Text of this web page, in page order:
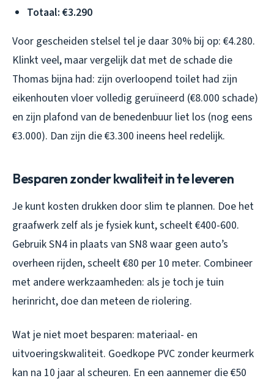
Totaal: €3.290
Voor gescheiden stelsel tel je daar 30% bij op: €4.280.
Klinkt veel, maar vergelijk dat met de schade die
Thomas bijna had: zijn overloopend toilet had zijn
eikenhouten vloer volledig geruïneerd (€8.000 schade)
en zijn plafond van de benedenbuur liet los (nog eens
€3.000). Dan zijn die €3.300 ineens heel redelijk.
Besparen zonder kwaliteit in te leveren
Je kunt kosten drukken door slim te plannen. Doe het
graafwerk zelf als je fysiek kunt, scheelt €400-600.
Gebruik SN4 in plaats van SN8 waar geen auto’s
overheen rijden, scheelt €80 per 10 meter. Combineer
met andere werkzaamheden: als je toch je tuin
herinricht, doe dan meteen de riolering.
Wat je niet moet besparen: materiaal- en
uitvoeringskwaliteit. Goedkope PVC zonder keurmerk
kan na 10 jaar al scheuren. En een aannemer die €50